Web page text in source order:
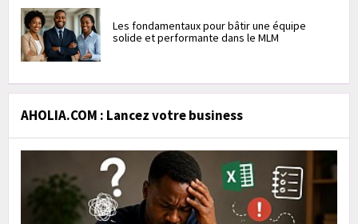
Les fondamentaux pour bâtir une équipe
solide et performante dans le MLM
AHOLIA.COM : Lancez votre business